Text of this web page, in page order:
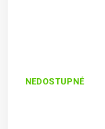
NEDOSTUPNÉ